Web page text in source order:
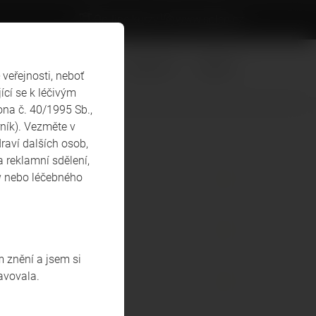
neboť
se k léčivým
č. 40/1995 Sb.,
Vezměte v
dalších osob,
reklamní sdělení,
léčebného
znění a jsem si
On-line kurzy
ÚVOD